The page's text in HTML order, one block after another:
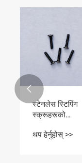
स्टेनलेस स्टिपिंग
स्क्रूहरूको
गर्ने क्षमता कसरी
थप हेर्नुहोस् >>
